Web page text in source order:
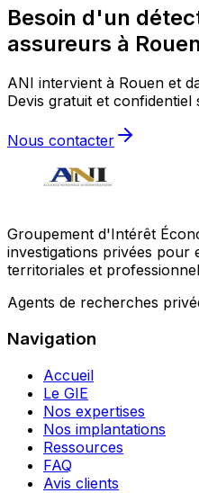
Besoin d'un
assureurs à
ANI intervient à Rouen et
Devis gratuit et confidentiel
Nous contacter
Groupement d'Intérêt
investigations privées pour
territoriales et
Agents de recherches
Navigation
Accueil
Le GIE
Nos expertises
Nos implantations
Ressources
FAQ
Avis clients